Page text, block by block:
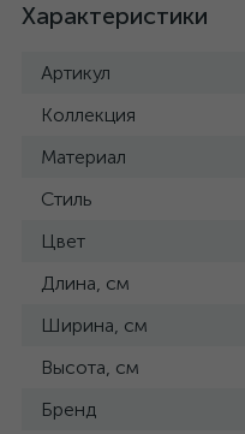
Характеристики
Артикул
Коллекция
Материал
Стиль
Цвет
Длина, см
Ширина, см
Высота, см
Бренд